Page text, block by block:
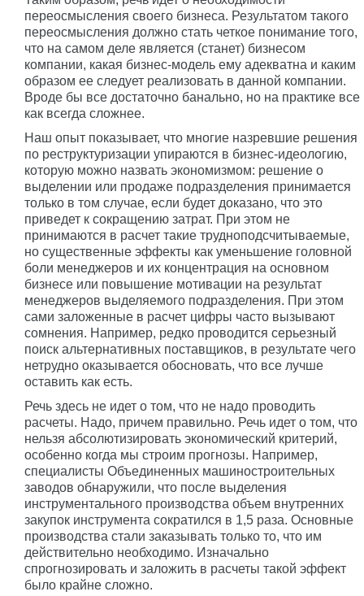
переосмысления своего бизнеса. Результатом такого
переосмысления должно стать четкое понимание того,
что на самом деле является (станет) бизнесом
компании, какая бизнес-модель ему адекватна и каким
образом ее следует реализовать в данной компании.
Вроде бы все достаточно банально, но на практике все
как всегда сложнее.
Наш опыт показывает, что многие назревшие решения
по реструктуризации упираются в бизнес-идеологию,
которую можно назвать экономизмом: решение о
выделении или продаже подразделения принимается
только в том случае, если будет доказано, что это
приведет к сокращению затрат. При этом не
принимаются в расчет такие трудноподсчитываемые,
но существенные эффекты как уменьшение головной
боли менеджеров и их концентрация на основном
бизнесе или повышение мотивации на результат
менеджеров выделяемого подразделения. При этом
сами заложенные в расчет цифры часто вызывают
сомнения. Например, редко проводится серьезный
поиск альтернативных поставщиков, в результате чего
нетрудно оказывается обосновать, что все лучше
оставить как есть.
Речь здесь не идет о том, что не надо проводить
расчеты. Надо, причем правильно. Речь идет о том, что
нельзя абсолютизировать экономический критерий,
особенно когда мы строим прогнозы. Например,
специалисты Объединенных машиностроительных
заводов обнаружили, что после выделения
инструментального производства объем внутренних
закупок инструмента сократился в 1,5 раза. Основные
производства стали заказывать только то, что им
действительно необходимо. Изначально
спрогнозировать и заложить в расчеты такой эффект
было крайне сложно.